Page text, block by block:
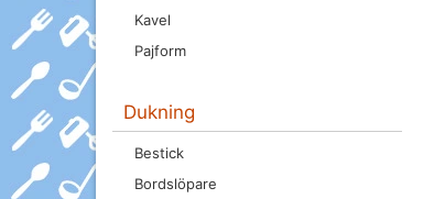
Kavel
Pajform
Dukning
Bestick
Bordslöpare